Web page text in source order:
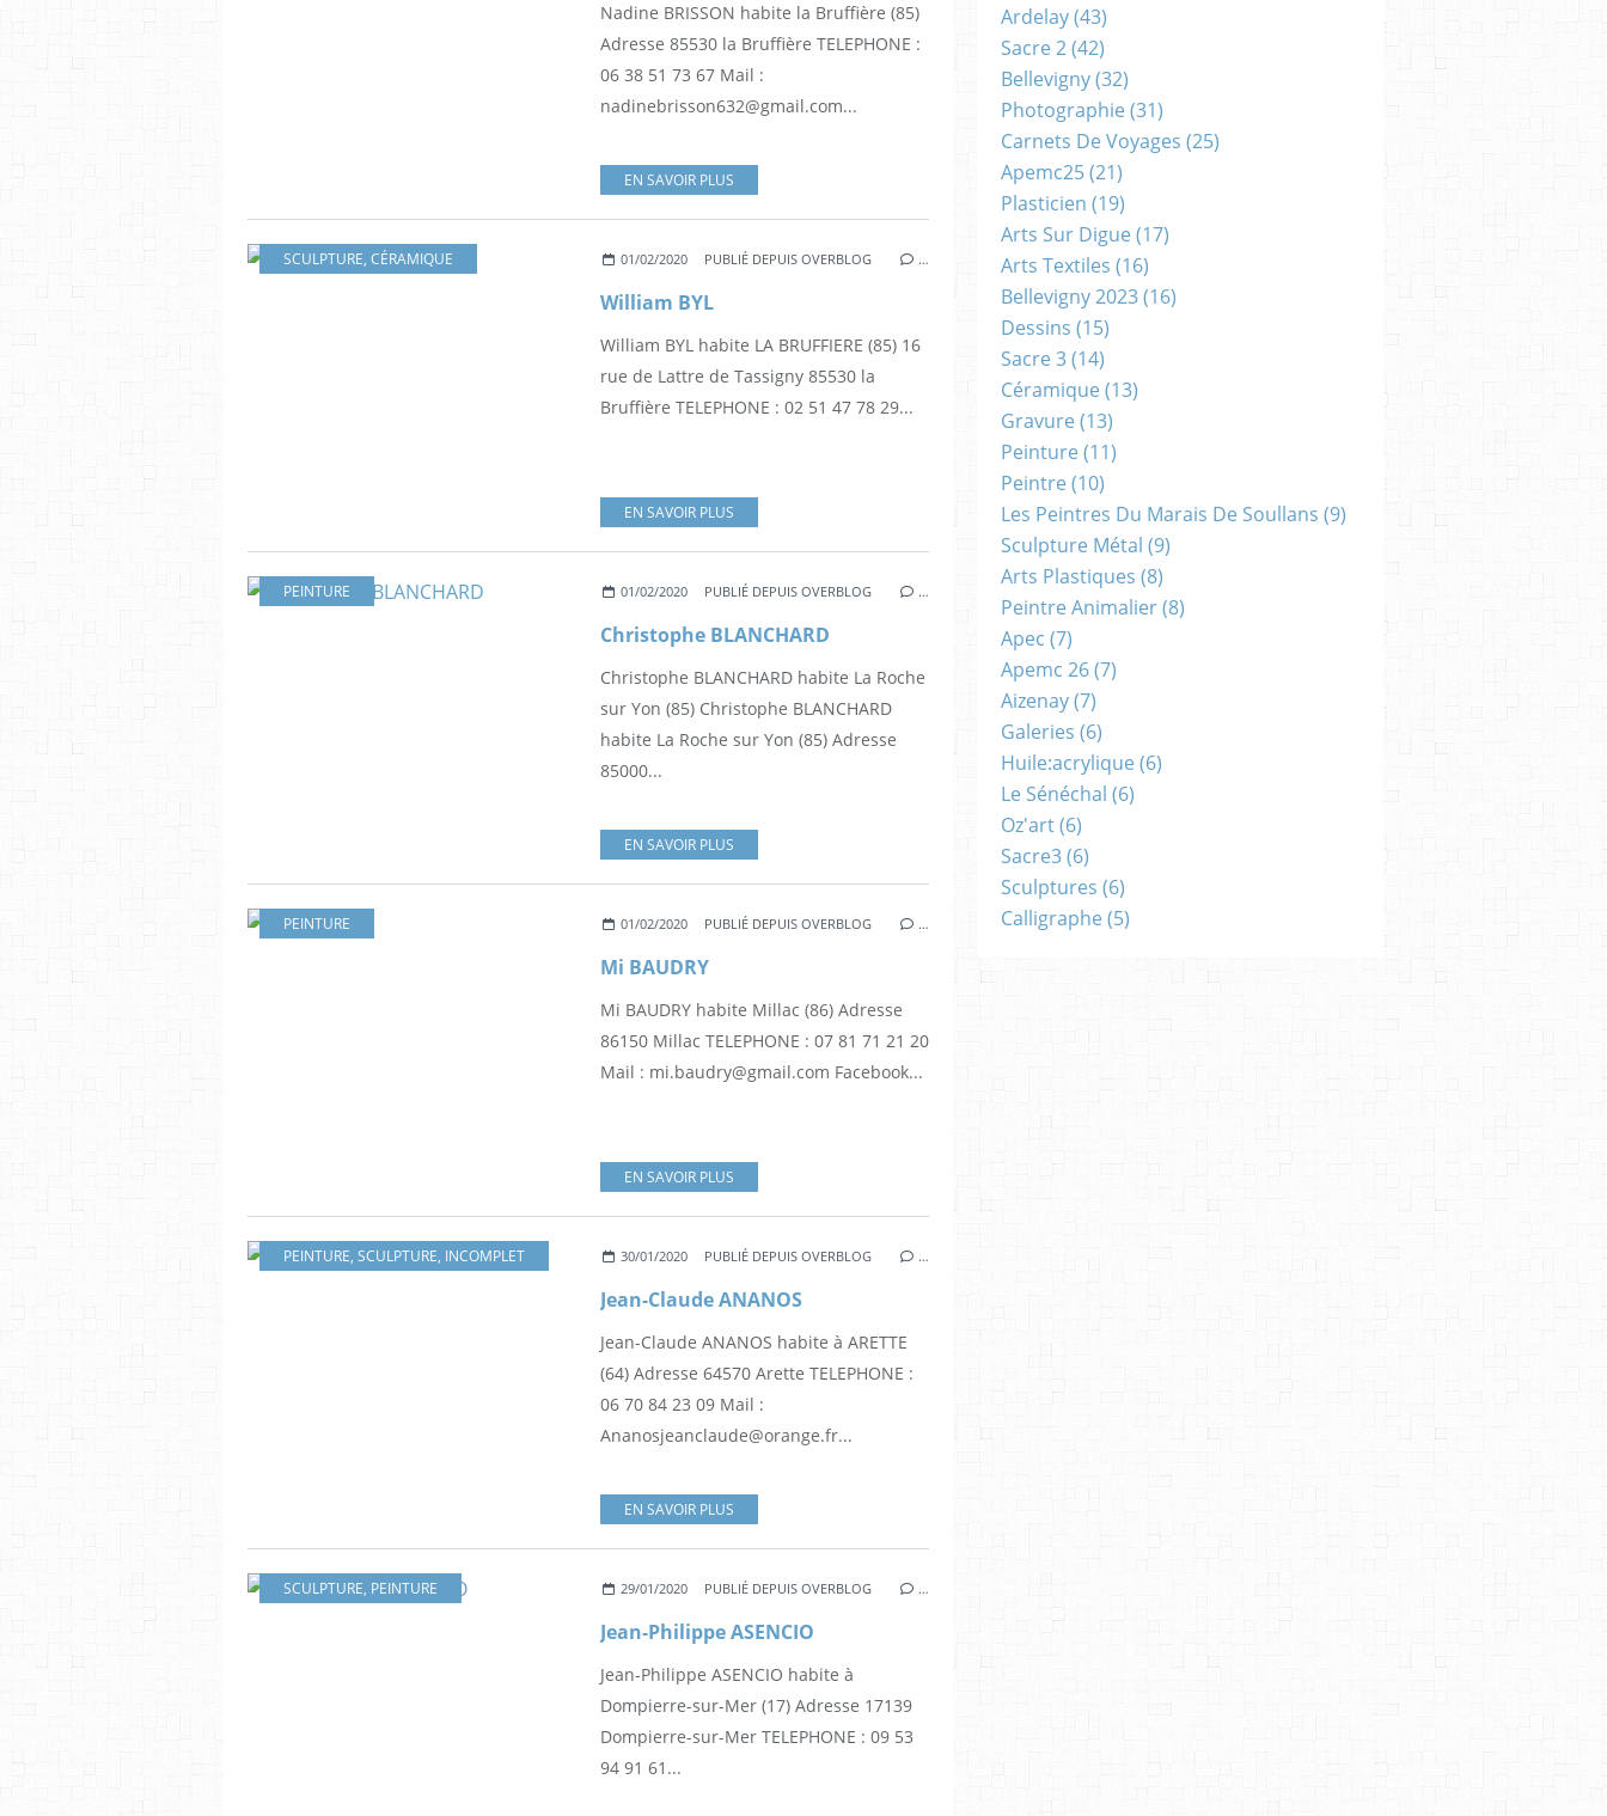
Nadine BRISSON habite la Bruffière (85)
Adresse 85530 la Bruffière TELEPHONE :
06 38 51 73 67 Mail :
nadinebrisson632@gmail.com...
EN SAVOIR PLUS
SCULPTURE, CÉRAMIQUE 01/02/2020 PUBLIÉ DEPUIS OVERBLOG …
William BYL
William BYL habite LA BRUFFIERE (85) 16
rue de Lattre de Tassigny 85530 la
Bruffière TELEPHONE : 02 51 47 78 29...
EN SAVOIR PLUS
PEINTURE 01/02/2020 PUBLIÉ DEPUIS OVERBLOG …
Christophe BLANCHARD
Christophe BLANCHARD habite La Roche
sur Yon (85) Christophe BLANCHARD
habite La Roche sur Yon (85) Adresse
85000...
EN SAVOIR PLUS
PEINTURE 01/02/2020 PUBLIÉ DEPUIS OVERBLOG …
Mi BAUDRY
Mi BAUDRY habite Millac (86) Adresse
86150 Millac TELEPHONE : 07 81 71 21 20
Mail : mi.baudry@gmail.com Facebook...
EN SAVOIR PLUS
PEINTURE, SCULPTURE, INCOMPLET 30/01/2020 PUBLIÉ DEPUIS OVERBLOG …
Jean-Claude ANANOS
Jean-Claude ANANOS habite à ARETTE
(64) Adresse 64570 Arette TELEPHONE :
06 70 84 23 09 Mail :
Ananosjeanclaude@orange.fr...
EN SAVOIR PLUS
SCULPTURE, PEINTURE 29/01/2020 PUBLIÉ DEPUIS OVERBLOG …
Jean-Philippe ASENCIO
Jean-Philippe ASENCIO habite à
Dompierre-sur-Mer (17) Adresse 17139
Dompierre-sur-Mer TELEPHONE : 09 53
94 91 61...
Ardelay(43)
Sacre 2(42)
Bellevigny(32)
Photographie (31)
Carnets De Voyages (25)
Apemc25(21)
Plasticien (19)
Arts Sur Digue (17)
Arts Textiles (16)
Bellevigny 2023(16)
Dessins (15)
Sacre 3(14)
Céramique (13)
Gravure (13)
Peinture (11)
Peintre (10)
Les Peintres Du Marais De Soullans (9)
Sculpture Métal (9)
Arts Plastiques (8)
Peintre Animalier(8)
Apec (7)
Apemc 26(7)
Aizenay(7)
Galeries (6)
Huile:acrylique (6)
Le Sénéchal (6)
Oz'art(6)
Sacre3(6)
Sculptures (6)
Calligraphe (5)